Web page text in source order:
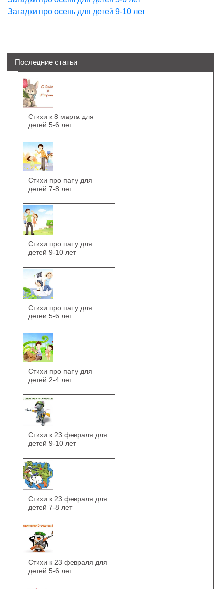
Загадки про осень для детей 9-10 лет
Последние статьи
Стихи к 8 марта для
детей 5-6 лет
Стихи про папу для
детей 7-8 лет
Стихи про папу для
детей 9-10 лет
Стихи про папу для
детей 5-6 лет
Стихи про папу для
детей 2-4 лет
Стихи к 23 февраля для
детей 9-10 лет
Стихи к 23 февраля для
детей 7-8 лет
Стихи к 23 февраля для
детей 5-6 лет